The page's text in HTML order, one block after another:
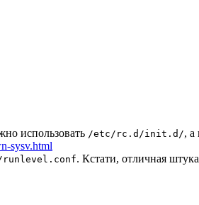
использовать /etc/rc.d/init.d/, а
sysv.html
. Кстати, отличная